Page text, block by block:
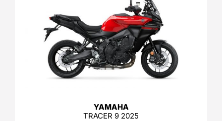
YAMAHA
TRACER 9 2025